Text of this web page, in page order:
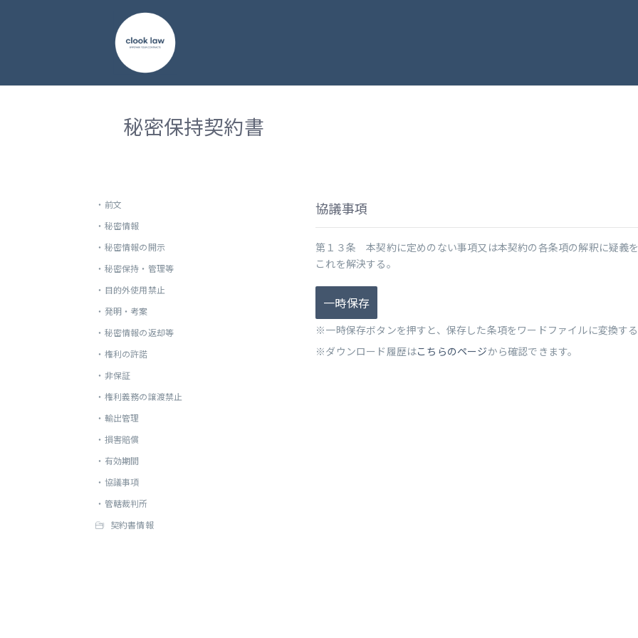
秘密保持契約書
・ 前文
・ 秘密情報
・ 秘密情報の開示
・ 秘密保持・管理等
・ 目的外使用禁止
・ 発明・考案
・ 秘密情報の返却等
・ 権利の許諾
・ 非保証
・ 権利義務の譲渡禁止
・ 輸出管理
・ 損害賠償
・ 有効期間
・ 協議事項
・ 管轄裁判所
契約書情報
協議事項
第１３条 本契約に定めのない事項又は本契約の各条項の解釈に疑義
これを解決する。
一時保存
※一時保存ボタンを押すと、保存した条項をワードファイルに変換する
※ダウンロード履歴はこちらのページから確認できます。